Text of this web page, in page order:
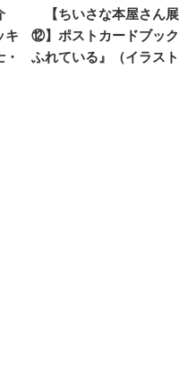
キ
【ちいさな本屋さん
⑫】ポストカードブッ
ふれている』（イラスト